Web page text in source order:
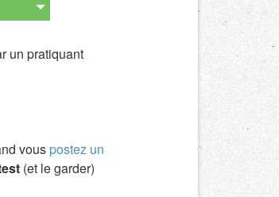
un pratiquant
vous postez un
(et le garder)